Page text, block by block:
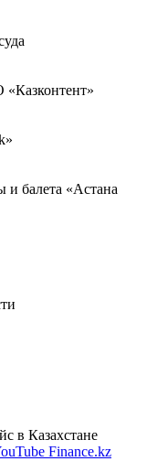
«Казконтент»
и балета «Астана
в Казахстане
Finance.kz